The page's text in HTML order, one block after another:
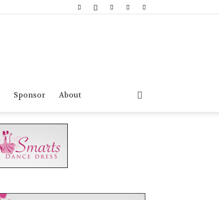
Sponsor About